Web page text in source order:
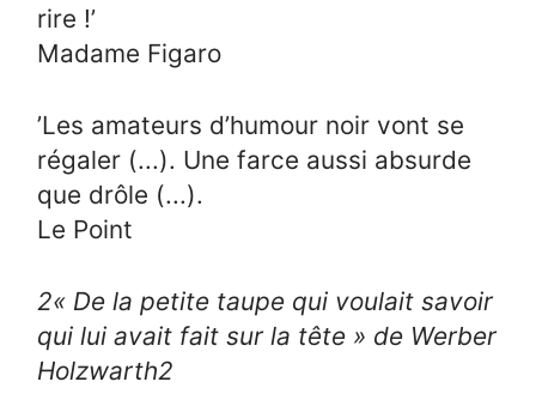
rire !’
Madame Figaro
’Les amateurs d’humour noir vont se
régaler (...). Une farce aussi absurde
que drôle (...).
Le Point
2« De la petite taupe qui voulait savoir
qui lui avait fait sur la tête » de Werber
Holzwarth2